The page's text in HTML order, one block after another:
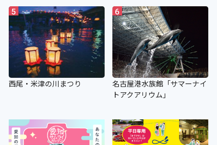
5
西尾・米津の川まつり
6
名古屋港水族館「サマーナイ
トアクアリウム」